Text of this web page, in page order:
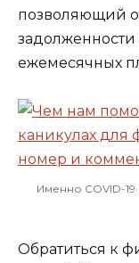
позволяющий
ежемесячных
Именно COVID-
Обратиться к